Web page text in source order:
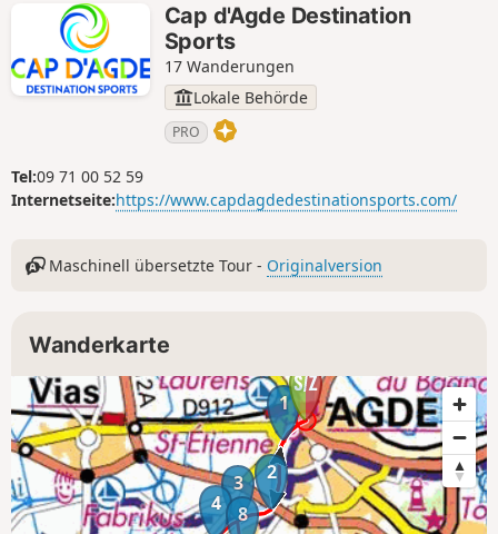
Cap d'Agde Destination
Sports
17 Wanderungen
Lokale Behörde
PRO
Tel:09 71 00 52 59
Internetseite:https://www.capdagdedestinationsports.com/
Maschinell übersetzte Tour - Originalversion
Wanderkarte
1
2
3
4
8